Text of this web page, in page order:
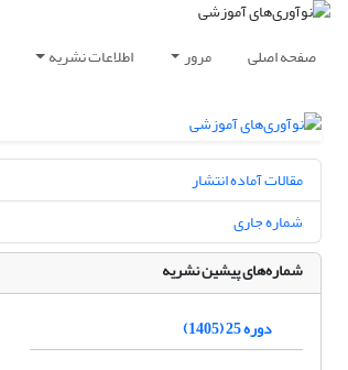
صفحه اصلی مرور اطلاعات نشریه
مقالات آماده انتشار
شماره جاری
شماره‌های پیشین نشریه
دوره 25 (1405)